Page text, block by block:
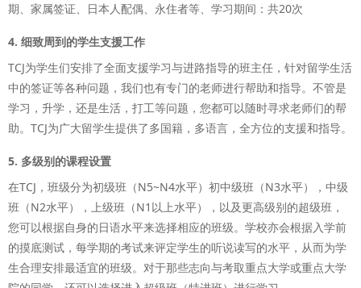
期、家属签证、日本人配偶、永住者等、学习期间：共20次
4. 细致周到的学生支援工作
TCJ为学生们安排了全面支援学习与进路指导的班主任，针对留学生活
中的签证等各种问题，我们也有专门的老师进行帮助和指导。不管是
学习，升学，还是生活，打工等问题，您都可以随时寻求老师们的帮
助。TCJ为广大留学生提供了多国籍，多语言，全方位的支援和指导。
5. 多级别的课程设置
在TCJ，班级分为初级班（N5~N4水平）初中级班（N3水平），中级
班（N2水平），上级班（N1以上水平），以及更高级别的超级班，
您可以根据自身的日语水平来选择相应的班级。学校亦会根据入学前
的摸底测试，每学期的考试来评定学生的听说读写的水平，从而为学
生合理安排最适宜的班级。对于那些志向与考取重点大学或重点大学